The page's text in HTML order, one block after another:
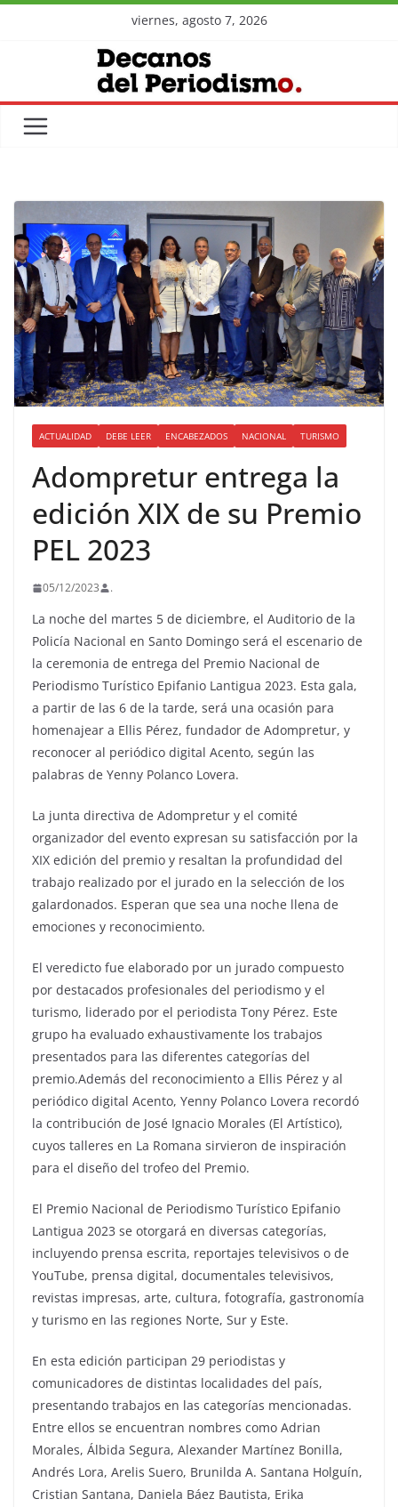
viernes, agosto 7, 2026
ACTUALIDAD DEBE LEER ENCABEZADOS NACIONAL TURISMO
Adompretur entrega la
edición XIX de su Premio
PEL 2023
05/12/2023 .
La noche del martes 5 de diciembre, el Auditorio de la
Policía Nacional en Santo Domingo será el escenario de
la ceremonia de entrega del Premio Nacional de
Periodismo Turístico Epifanio Lantigua 2023. Esta gala,
a partir de las 6 de la tarde, será una ocasión para
homenajear a Ellis Pérez, fundador de Adompretur, y
reconocer al periódico digital Acento, según las
palabras de Yenny Polanco Lovera.
La junta directiva de Adompretur y el comité
organizador del evento expresan su satisfacción por la
XIX edición del premio y resaltan la profundidad del
trabajo realizado por el jurado en la selección de los
galardonados. Esperan que sea una noche llena de
emociones y reconocimiento.
El veredicto fue elaborado por un jurado compuesto
por destacados profesionales del periodismo y el
turismo, liderado por el periodista Tony Pérez. Este
grupo ha evaluado exhaustivamente los trabajos
presentados para las diferentes categorías del
premio.Además del reconocimiento a Ellis Pérez y al
periódico digital Acento, Yenny Polanco Lovera recordó
la contribución de José Ignacio Morales (El Artístico),
cuyos talleres en La Romana sirvieron de inspiración
para el diseño del trofeo del Premio.
El Premio Nacional de Periodismo Turístico Epifanio
Lantigua 2023 se otorgará en diversas categorías,
incluyendo prensa escrita, reportajes televisivos o de
YouTube, prensa digital, documentales televisivos,
revistas impresas, arte, cultura, fotografía, gastronomía
y turismo en las regiones Norte, Sur y Este.
En esta edición participan 29 periodistas y
comunicadores de distintas localidades del país,
presentando trabajos en las categorías mencionadas.
Entre ellos se encuentran nombres como Adrian
Morales, Álbida Segura, Alexander Martínez Bonilla,
Andrés Lora, Arelis Suero, Brunilda A. Santana Holguín,
Cristian Santana, Daniela Báez Bautista, Erika